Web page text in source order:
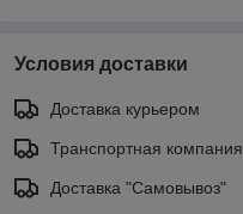
Условия доставки
Доставка курьером
Транспортная компания
Доставка "Самовывоз"